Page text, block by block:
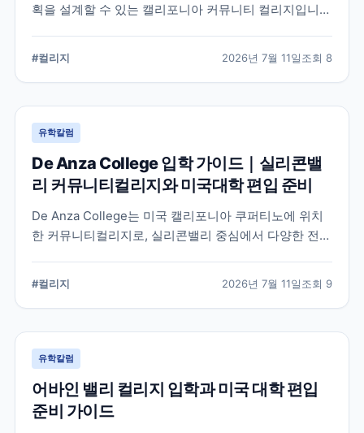
획을 설계할 수 있는 캘리포니아 커뮤니티 컬리지입니
#컬리지 2026년 7월 11일조회 8
유학칼럼
De Anza College 입학 가이드｜실리콘밸
리 커뮤니티컬리지와 미국대학 편입 준비
De Anza College는 미국 캘리포니아 쿠퍼티노에 위치
한 커뮤니티컬리지로, 실리콘밸리 중심에서 다양한 전공
으로 정리했습니다.
#컬리지 2026년 7월 11일조회 9
유학칼럼
어바인 밸리 컬리지 입학과 미국 대학 편입
준비 가이드